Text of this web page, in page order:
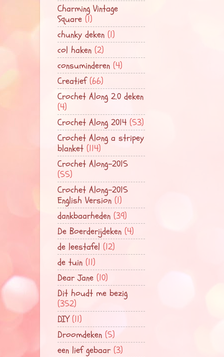
Charming Vintage
Square (1)
chunky deken (1)
col haken (2)
consuminderen (4)
Creatief (66)
Crochet Along 2.0 deken
(4)
Crochet Along 2014 (53)
Crochet Along a stripey
blanket (114)
Crochet Along-2015
(55)
Crochet Along-2015
English Version (1)
dankbaarheden (39)
De Boerderijdeken (4)
de leestafel (12)
de tuin (11)
Dear Jane (10)
Dit houdt me bezig
(352)
DIY (11)
Droomdeken (5)
een lief gebaar (3)